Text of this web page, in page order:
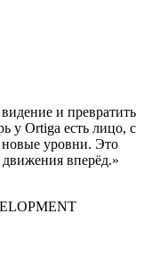
и превратить
у Ortiga есть лицо, с
новые уровни. Это
вперёд.»